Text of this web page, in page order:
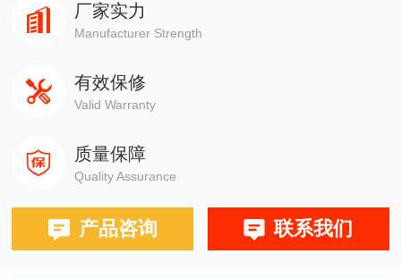
公司主要销售：影像测量仪，二次元，三次元，三次元，光
三次元三坐标测量机等国外精密测量仪器。
厂家实力
Manufacturer Strength
有效保修
Valid Warranty
质量保障
Quality Assurance
产品咨询 联系我们